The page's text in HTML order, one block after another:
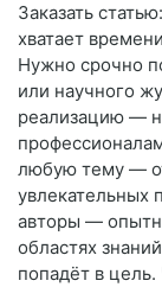
Заказать
хватает
Нужно срочно
или научного
реализацию —
любую тему —
увлекательных
авторы —
областях
попадёт в